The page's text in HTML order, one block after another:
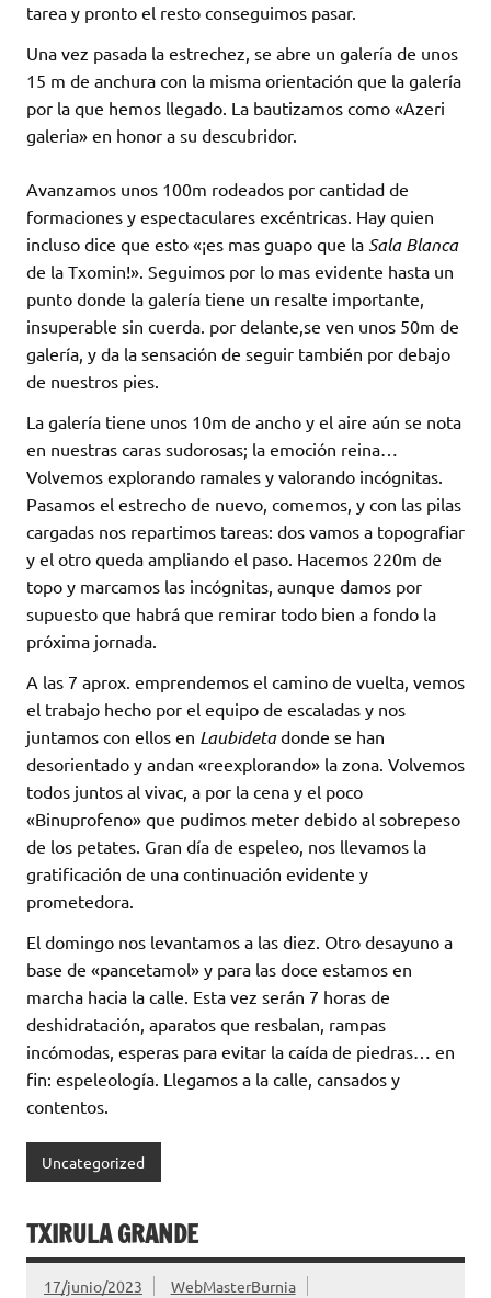
tarea y pronto el resto conseguimos pasar.
Una vez pasada la estrechez, se abre un galería de unos
15 m de anchura con la misma orientación que la galería
por la que hemos llegado. La bautizamos como «Azeri
galeria» en honor a su descubridor.
Avanzamos unos 100m rodeados por cantidad de
formaciones y espectaculares excéntricas. Hay quien
incluso dice que esto «¡es mas guapo que la Sala Blanca
de la Txomin!». Seguimos por lo mas evidente hasta un
punto donde la galería tiene un resalte importante,
insuperable sin cuerda. por delante,se ven unos 50m de
galería, y da la sensación de seguir también por debajo
de nuestros pies.
La galería tiene unos 10m de ancho y el aire aún se nota
en nuestras caras sudorosas; la emoción reina…
Volvemos explorando ramales y valorando incógnitas.
Pasamos el estrecho de nuevo, comemos, y con las pilas
cargadas nos repartimos tareas: dos vamos a topografiar
y el otro queda ampliando el paso. Hacemos 220m de
topo y marcamos las incógnitas, aunque damos por
supuesto que habrá que remirar todo bien a fondo la
próxima jornada.
A las 7 aprox. emprendemos el camino de vuelta, vemos
el trabajo hecho por el equipo de escaladas y nos
juntamos con ellos en Laubidetadonde se han
desorientado y andan «reexplorando» la zona. Volvemos
todos juntos al vivac, a por la cena y el poco
«Binuprofeno» que pudimos meter debido al sobrepeso
de los petates. Gran día de espeleo, nos llevamos la
gratificación de una continuación evidente y
prometedora.
El domingo nos levantamos a las diez. Otro desayuno a
base de «pancetamol» y para las doce estamos en
marcha hacia la calle. Esta vez serán 7 horas de
deshidratación, aparatos que resbalan, rampas
incómodas, esperas para evitar la caída de piedras… en
fin: espeleología. Llegamos a la calle, cansados y
contentos.
Uncategorized
TXIRULA GRANDE
17/junio/2023 WebMasterBurnia